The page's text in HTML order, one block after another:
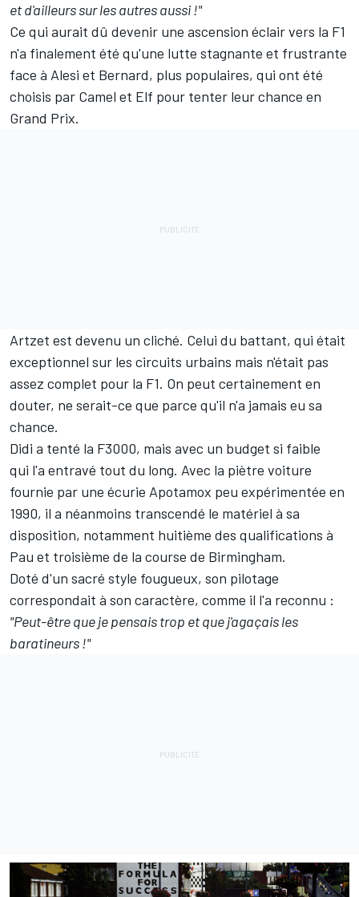
et d'ailleurs sur les autres aussi !"
Ce qui aurait dû devenir une ascension éclair vers la F1
n'a finalement été qu'une lutte stagnante et frustrante
face à Alesi et Bernard, plus populaires, qui ont été
choisis par Camel et Elf pour tenter leur chance en
Grand Prix.
Artzet est devenu un cliché. Celui du battant, qui était
exceptionnel sur les circuits urbains mais n'était pas
assez complet pour la F1. On peut certainement en
douter, ne serait-ce que parce qu'il n'a jamais eu sa
chance.
Didi a tenté la F3000, mais avec un budget si faible
qui l'a entravé tout du long. Avec la piètre voiture
fournie par une écurie Apotamox peu expérimentée en
1990, il a néanmoins transcendé le matériel à sa
disposition, notamment huitième des qualifications à
Pau et troisième de la course de Birmingham.
Doté d'un sacré style fougueux, son pilotage
correspondait à son caractère, comme il l'a reconnu :
"Peut-être que je pensais trop et que j'agaçais les
baratineurs !"